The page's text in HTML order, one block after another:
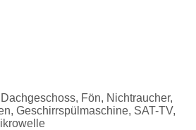
Fön, Nichtraucher,
Geschirrspülmaschine, SAT-TV,